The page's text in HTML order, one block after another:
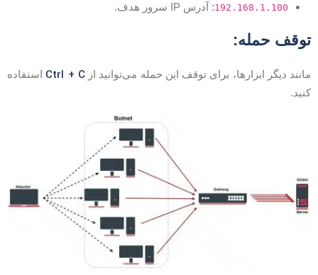
192.168.1.100: آدرس IP سرور هدف.
حمله:
دیگر ابزارها، برای توقف این حمله می‌توانید ازCtrl + Cاستفاده